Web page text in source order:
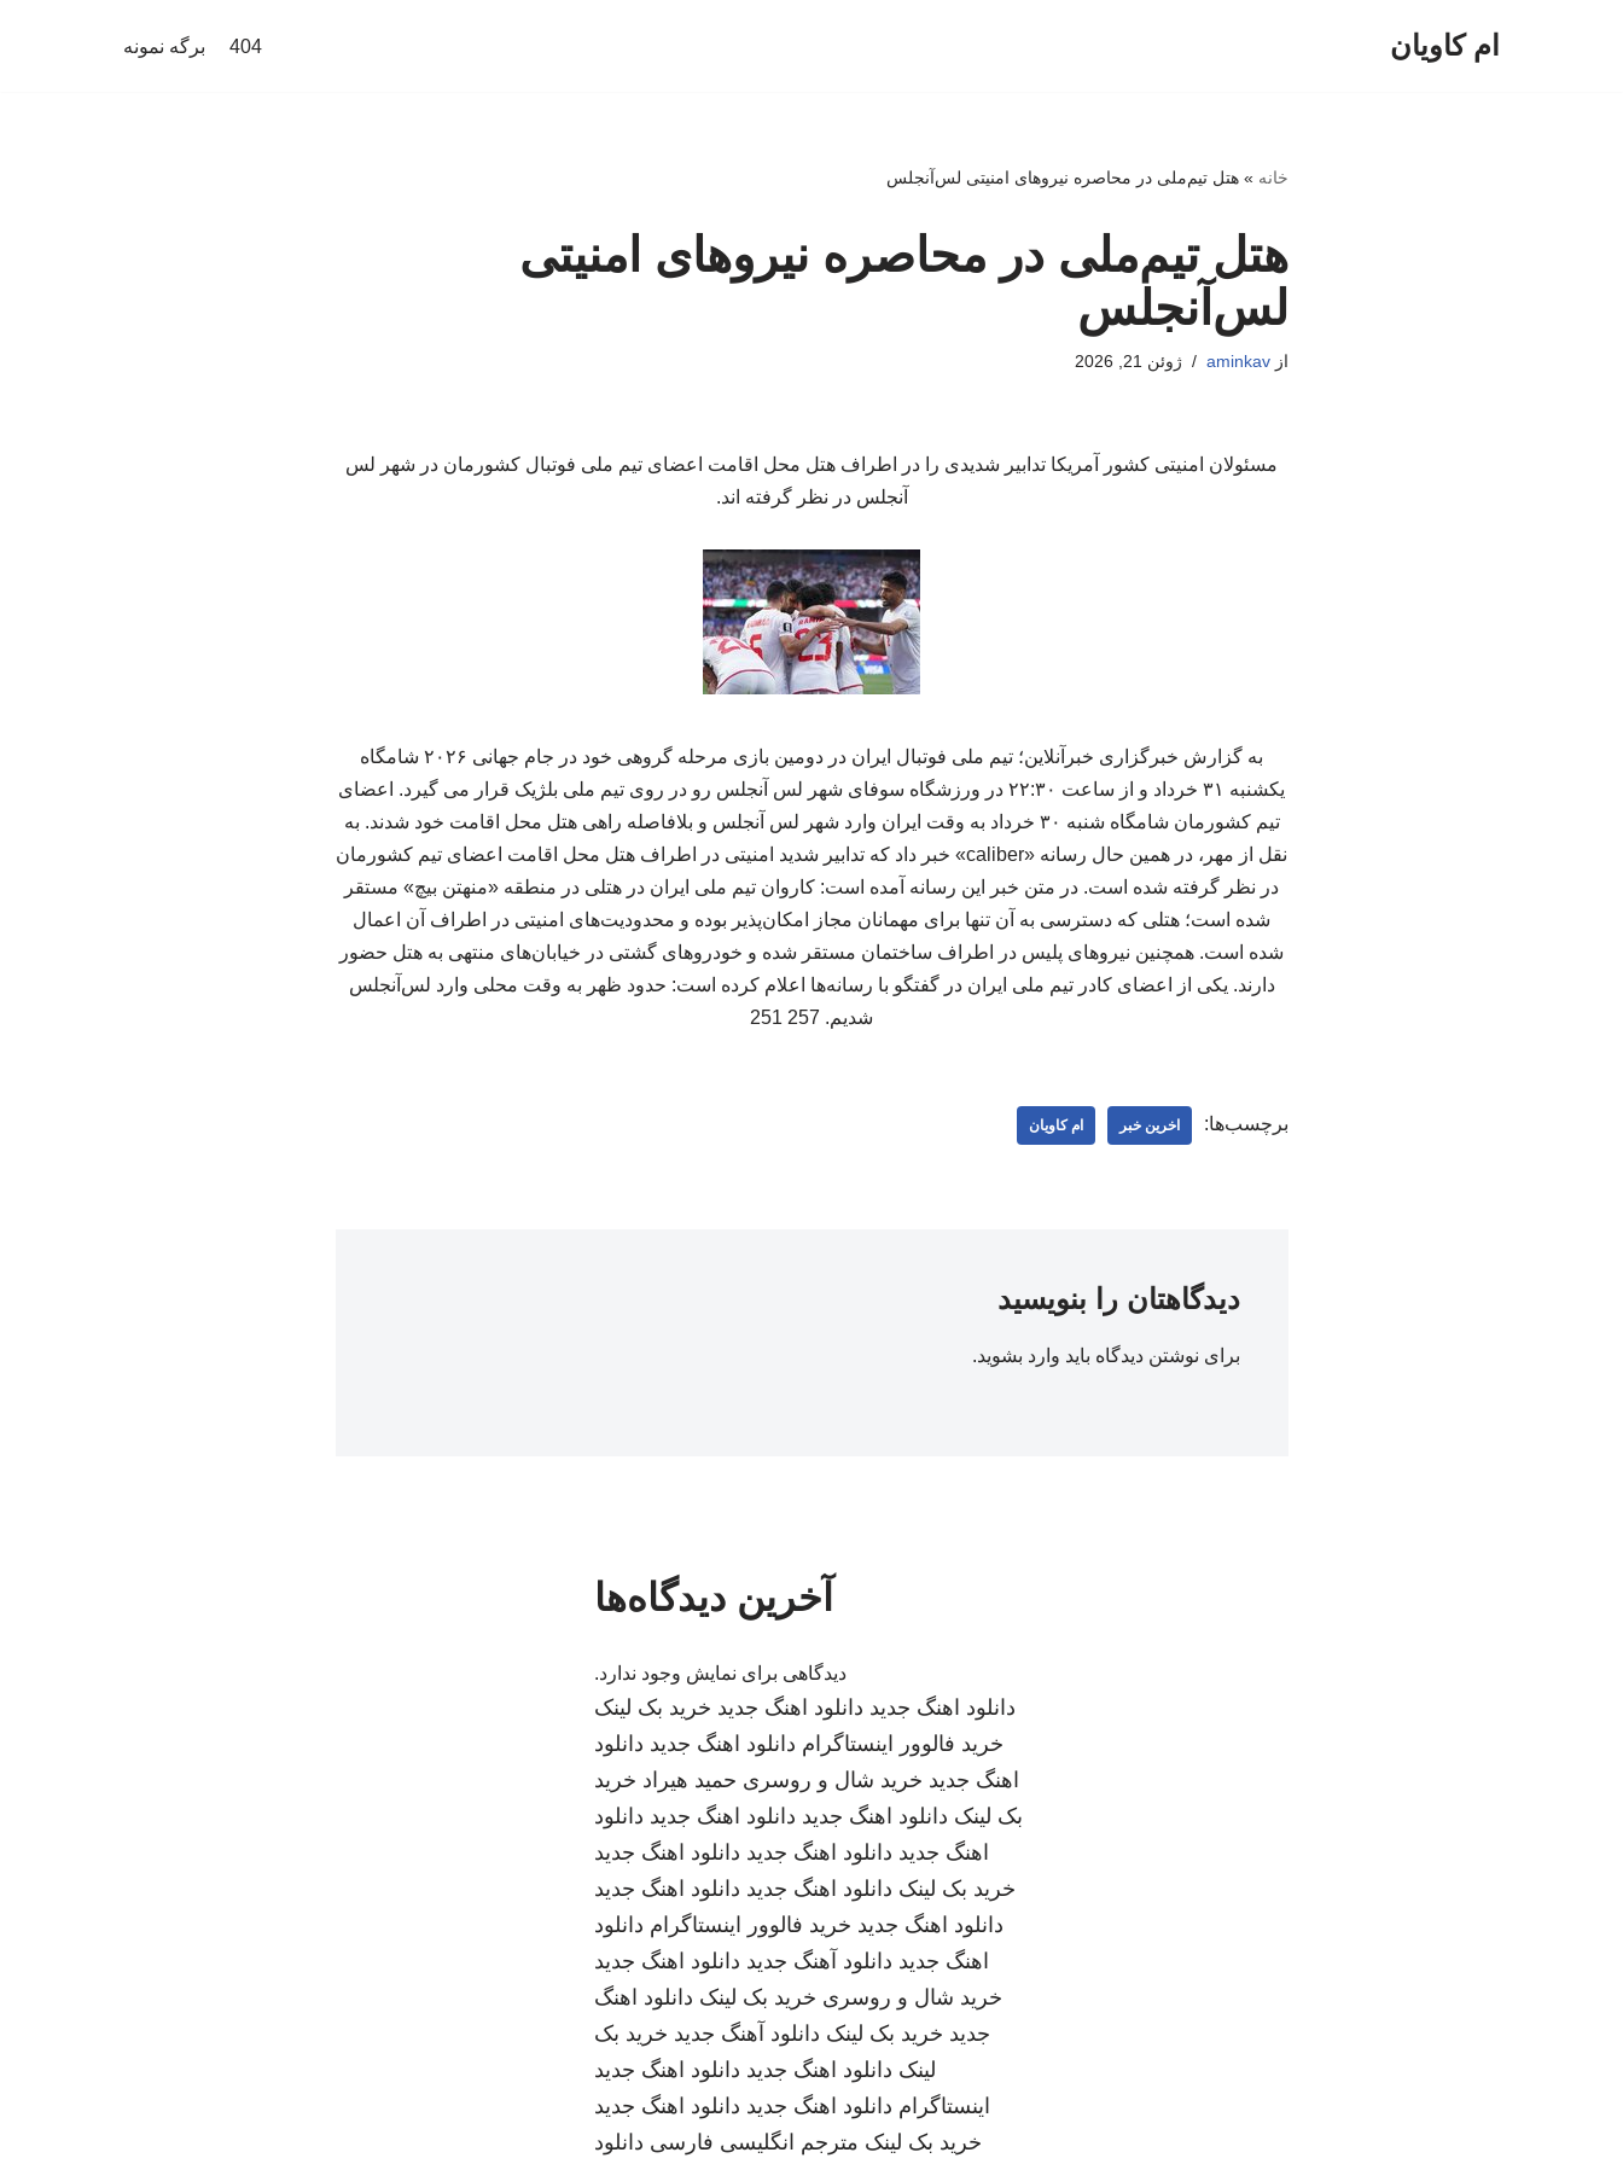
ام کاویان 404 برگه نمونه
خانه »هتل تیم‌ملی در محاصره نیروهای امنیتی لس‌آنجلس
هتل تیم‌ملی در محاصره نیروهای امنیتی
لس‌آنجلس
ازaminkav ژوئن 21, 2026
مسئولان امنیتی کشور آمریکا تدابیر شدیدی را در اطراف هتل محل اقامت اعضای تیم ملی فوتبال کشورمان در شهر لس
آنجلس در نظر گرفته اند.
به گزارش خبرگزاری خبرآنلاین؛ تیم ملی فوتبال ایران در دومین بازی مرحله گروهی خود در جام جهانی ۲۰۲۶ شامگاه
یکشنبه ۳۱ خرداد و از ساعت ۲۲:۳۰ در ورزشگاه سوفای شهر لس آنجلس رو در روی تیم ملی بلژیک قرار می گیرد. اعضای
تیم کشورمان شامگاه شنبه ۳۰ خرداد به وقت ایران وارد شهر لس آنجلس و بلافاصله راهی هتل محل اقامت خود شدند. به
نقل از مهر، در همین حال رسانه «caliber» خبر داد که تدابیر شدید امنیتی در اطراف هتل محل اقامت اعضای تیم کشورمان
در نظر گرفته شده است. در متن خبر این رسانه آمده است: کاروان تیم ملی ایران در هتلی در منطقه «منهتن بیچ» مستقر
شده است؛ هتلی که دسترسی به آن تنها برای مهمانان مجاز امکان‌پذیر بوده و محدودیت‌های امنیتی در اطراف آن اعمال
شده است. همچنین نیروهای پلیس در اطراف ساختمان مستقر شده و خودروهای گشتی در خیابان‌های منتهی به هتل حضور
دارند. یکی از اعضای کادر تیم ملی ایران در گفتگو با رسانه‌ها اعلام کرده است: حدود ظهر به وقت محلی وارد لس‌آنجلس
شدیم. 257 251
برچسب‌ها: اخرین خبر ام کاویان
دیدگاهتان را بنویسید
برای نوشتن دیدگاه باید وارد بشوید.
آخرین دیدگاه‌ها
دیدگاهی برای نمایش وجود ندارد.
دانلود اهنگ جدید دانلود اهنگ جدید خرید بک لینک
خرید فالوور اینستاگرام دانلود اهنگ جدید دانلود
اهنگ جدید خرید شال و روسری حمید هیراد خرید
بک لینک دانلود اهنگ جدید دانلود اهنگ جدید دانلود
اهنگ جدید دانلود اهنگ جدید دانلود اهنگ جدید
خرید بک لینک دانلود اهنگ جدید دانلود اهنگ جدید
دانلود اهنگ جدید خرید فالوور اینستاگرام دانلود
اهنگ جدید دانلود آهنگ جدید دانلود اهنگ جدید
خرید شال و روسری خرید بک لینک دانلود اهنگ
جدید خرید بک لینک دانلود آهنگ جدید خرید بک
لینک دانلود اهنگ جدید دانلود اهنگ جدید
اینستاگرام دانلود اهنگ جدید دانلود اهنگ جدید
خرید بک لینک مترجم انگلیسی فارسی دانلود